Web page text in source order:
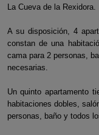
La Cueva de la Rexidora.
A su disposición, 4
constan de una
cama para 2 personas,
necesarias.
Un quinto apartamento
habitaciones dobles,
personas, baño y todos